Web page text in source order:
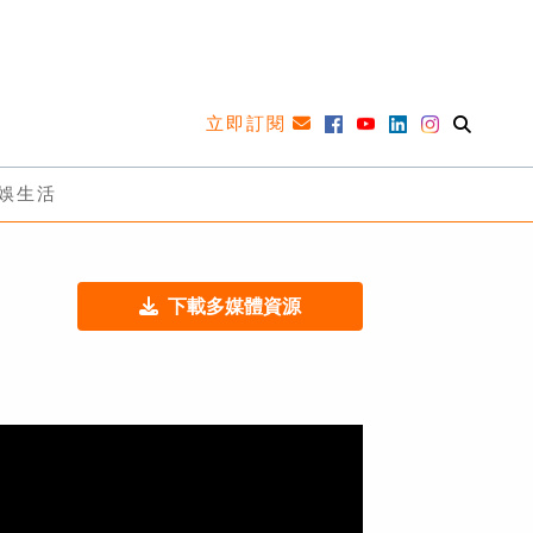
立即訂閱
生活
下載多媒體資源